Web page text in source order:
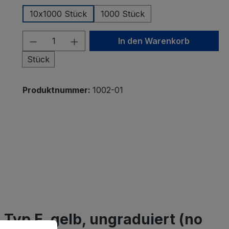
10x1000 Stück
1000 Stück
Produkt Anzahl: Gib den
Stück
In den Warenkorb
Produktnummer: 1002-01
E, gelb, ungraduiert (no
zu können.
Mehr Informationen ...